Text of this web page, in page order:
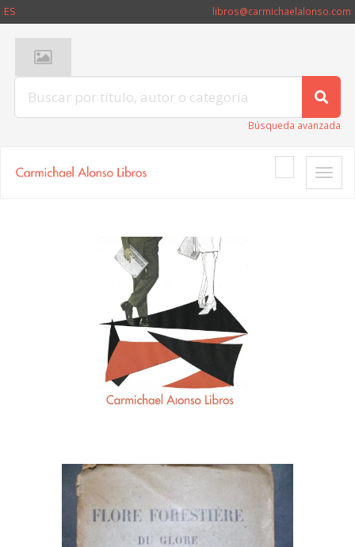
ES libros@carmichaelalonso.com
Búsqueda avanzada
Toggle